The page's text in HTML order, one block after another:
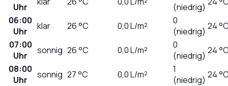
Uhr
(niedrig)
06:00
Uhr
klar 26°C 0,0L/m²
0
(niedrig) 24
07:00
Uhr
sonnig 26°C 0,0L/m²
0
(niedrig) 24
08:00
Uhr
sonnig 27°C 0,0L/m²
1
(niedrig) 24